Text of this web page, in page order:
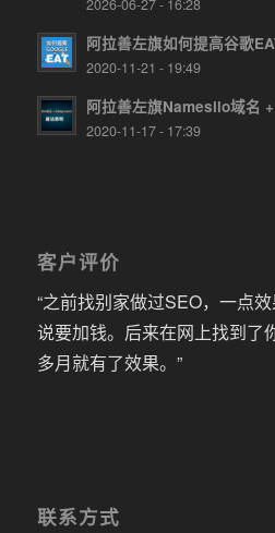
2026-06-27 - 16:28
阿拉善左旗如何提高谷歌
2020-11-21 - 19:49
阿拉善左旗Namesilo域名
2020-11-17 - 17:39
客户评价
“之前找别家做过SEO，一点
说要加钱。后来在网上找到了
多月就有了效果。”
联系方式